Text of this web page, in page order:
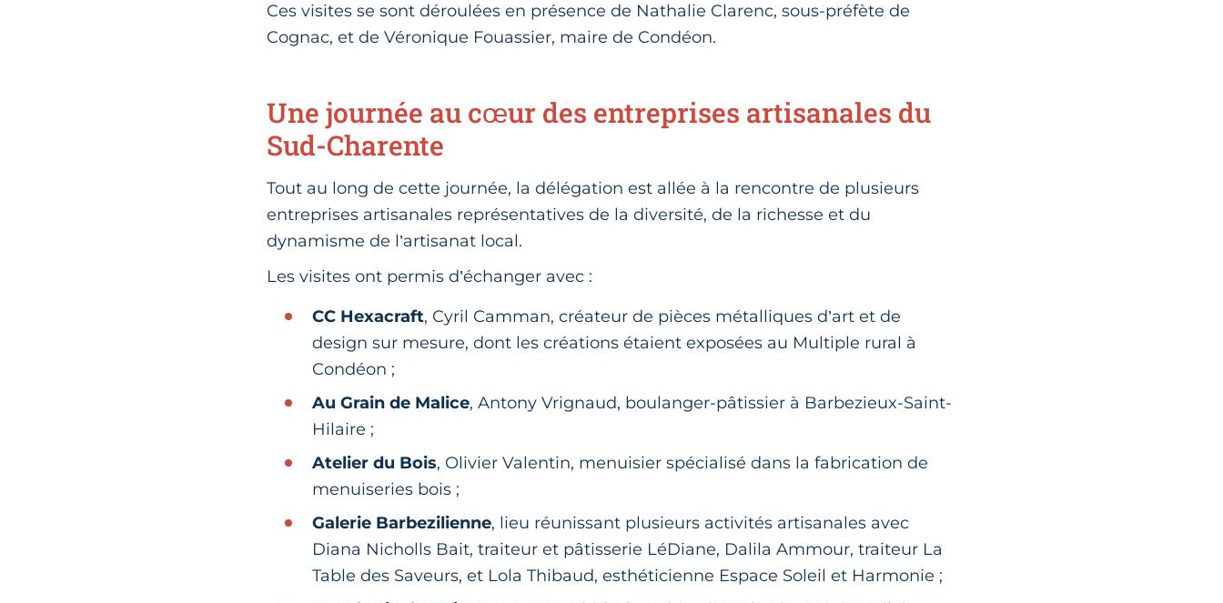
Ces visites se sont déroulées en présence de Nathalie Clarenc, sous-préfète de
Cognac, et de Véronique Fouassier, maire de Condéon.
Une journée au cœur des entreprises artisanales du
Sud-Charente
Tout au long de cette journée, la délégation est allée à la rencontre de plusieurs
entreprises artisanales représentatives de la diversité, de la richesse et du
dynamisme de l’artisanat local.
Les visites ont permis d’échanger avec :
CC Hexacraft, Cyril Camman, créateur de pièces métalliques d’art et de
design sur mesure, dont les créations étaient exposées au Multiple rural à
Condéon ;
Au Grain de Malice, Antony Vrignaud, boulanger-pâtissier à Barbezieux-Saint-
Hilaire ;
Atelier du Bois, Olivier Valentin, menuisier spécialisé dans la fabrication de
menuiseries bois ;
Galerie Barbezilienne, lieu réunissant plusieurs activités artisanales avec
Diana Nicholls Bait, traiteur et pâtisserie LéDiane, Dalila Ammour, traiteur La
Table des Saveurs, et Lola Thibaud, esthéticienne Espace Soleil et Harmonie ;